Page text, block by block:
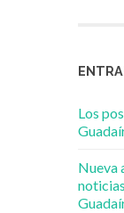
Los
Nueva